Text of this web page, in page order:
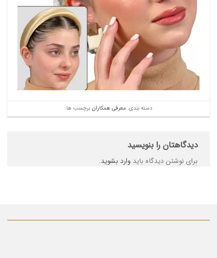
دسته بندی:معرفی همکاران برچسب ها:
دیدگاهتان را بنویسید
برای نوشتن دیدگاه باید وارد بشوید.